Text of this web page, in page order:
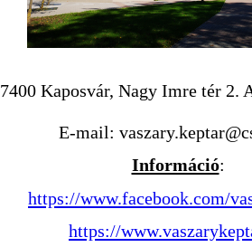
7400 Kaposvár, Nagy Imre tér 2.
E-mail:
Információ:
https://www.facebook.com/
https://